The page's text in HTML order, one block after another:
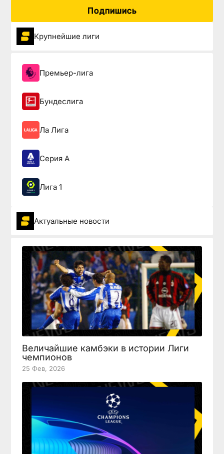
Подпишись
Крупнейшие лиги
Премьер-лига
Бундеслига
Ла Лига
Серия А
Лига 1
Актуальные новости
Величайшие камбэки в истории Лиги
чемпионов
25 Фев, 2026